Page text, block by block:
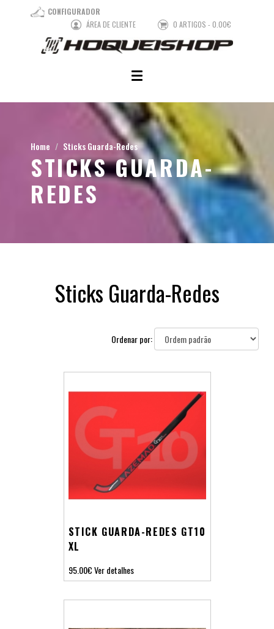
CONFIGURADOR
ÁREA DE CLIENTE
0 ARTIGOS - 0.00€
Home Sticks Guarda-Redes
STICKS GUARDA-
REDES
Sticks Guarda-Redes
Ordenar por:
STICK GUARDA-REDES GT10
XL
95.00€Ver detalhes